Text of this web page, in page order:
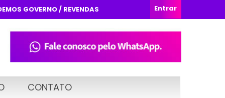
Entrar
GOVERNO / REVENDAS
CONTATO